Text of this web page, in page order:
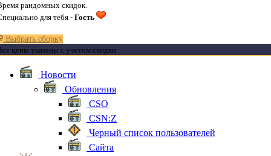
рандомных скидок.
для тебя - Гость
Выбрать сборку
цены указаны с учетом скидки
Новости
Обновления
CSO
CSN:Z
Черный список пользователей
Сайта